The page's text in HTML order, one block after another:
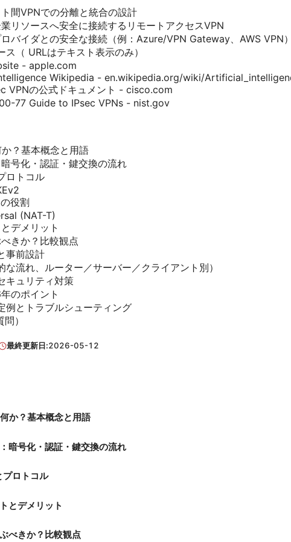
間VPNでの分離と統合の設計
リソースへ安全に接続するリモートアクセスVPN
バイダとの安全な接続（例：Azure/VPN Gateway、AWS VPN）
ス（ URLはテキスト表示のみ）
- apple.com
Wikipedia - en.wikipedia.org/wiki/
VPNの公式ドキュメント - cisco.com
77 Guide to IPsec VPNs - nist.gov
？基本概念と用語
号化・認証・鍵交換の流れ
ロトコル
役割
(NAT-T)
デメリット
きか？比較観点
事前設計
な流れ、ルーター／サーバー／クライアント別）
キュリティ対策
のポイント
例とトラブルシューティング
）
最終更新日:2026-05-12
か？基本概念と用語
暗号化・認証・鍵交換の流れ
プロトコル
とデメリット
べきか？比較観点